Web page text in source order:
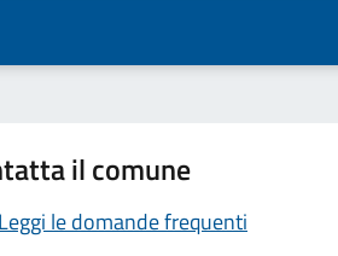
il comune
Leggi le domande frequenti